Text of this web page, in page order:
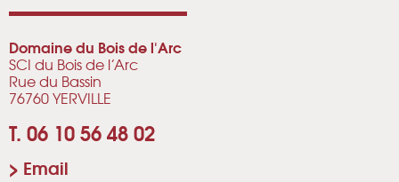
Domaine du Bois de l'Arc
SCI du Bois de l’Arc
Rue du Bassin
76760 YERVILLE
T. 06 10 56 48 02
> Email